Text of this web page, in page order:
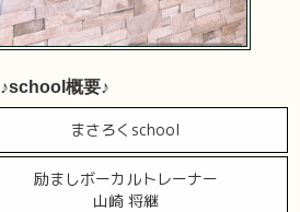
♪school概要♪
まさろくschool
励ましボーカルトレーナー
山崎 将継